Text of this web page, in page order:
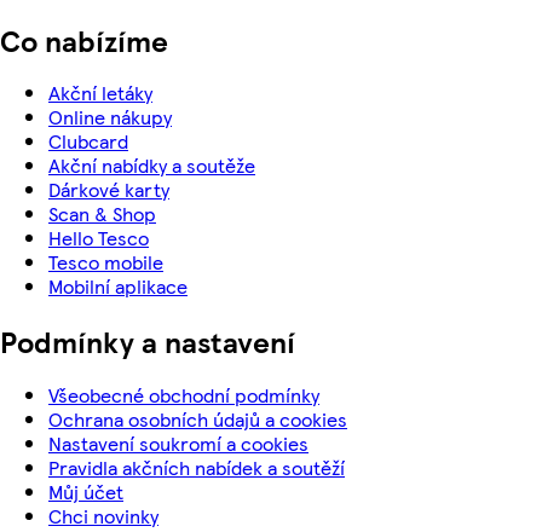
Co nabízíme
Akční letáky
Online nákupy
Clubcard
Akční nabídky a soutěže
Dárkové karty
Scan & Shop
Hello Tesco
Tesco mobile
Mobilní aplikace
Podmínky a nastavení
Všeobecné obchodní podmínky
Ochrana osobních údajů a cookies
Nastavení soukromí a cookies
Pravidla akčních nabídek a soutěží
Můj účet
Chci novinky